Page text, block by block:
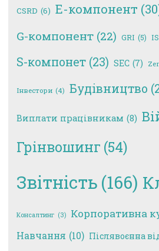
CSRD (6) E-компонент
G-компонент (22) GRI (5)
S-компонет (23) SEC (7)
Інвестори (4) Будівництво
Виплати працівникам (8)
Грінвошинг (54)
Звітність (166)
Консалтинг (3) Корпоративна
Навчання (10) Післявоєнна